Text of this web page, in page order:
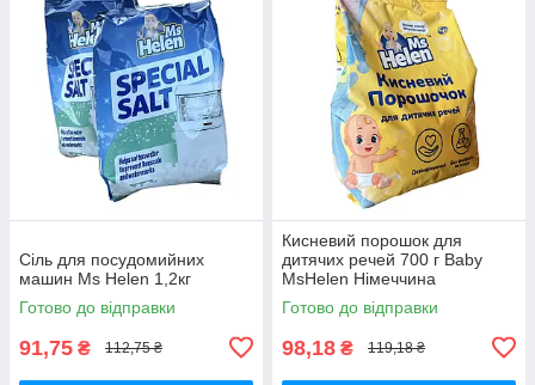
Сіль для посудомийних
машин Ms Helen 1,2кг
Готово до відправки
91,75 ₴ 112,75 ₴
Кисневий порошок для
дитячих речей 700 г Baby
MsHelen Німеччина
перкарбонат натрію
Готово до відправки
98,18 ₴ 119,18 ₴